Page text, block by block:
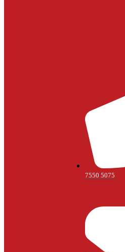
7550 5075